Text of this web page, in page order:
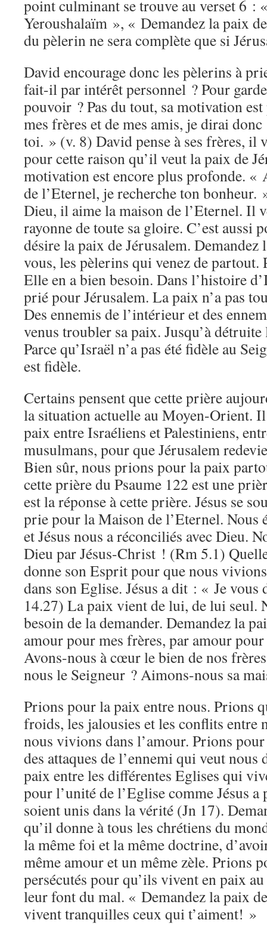
point culminant se trouve au verset 6 :
Yeroushalaïm », « Demandez la paix
du pèlerin ne sera complète que si
David encourage donc les pèlerins à
fait-il par intérêt personnel ? Pour
pouvoir ? Pas du tout, sa motivation
mes frères et de mes amis, je dirai
toi. » (v. 8) David pense à ses frères, il
pour cette raison qu’il veut la paix de
motivation est encore plus profonde. «
de l’Eternel, je recherche ton bonheur.
Dieu, il aime la maison de l’Eternel. Il
rayonne de toute sa gloire. C’est aussi
désire la paix de Jérusalem. Demandez
vous, les pèlerins qui venez de partout.
Elle en a bien besoin. Dans l’histoire
prié pour Jérusalem. La paix n’a pas
Des ennemis de l’intérieur et des
venus troubler sa paix. Jusqu’à
Parce qu’Israël n’a pas été fidèle au
est fidèle.
Certains pensent que cette prière
la situation actuelle au Moyen-Orient.
paix entre Israéliens et Palestiniens,
musulmans, pour que Jérusalem
Bien sûr, nous prions pour la paix
cette prière du Psaume 122 est une
est la réponse à cette prière. Jésus se
prie pour la Maison de l’Eternel. Nous
et Jésus nous a réconciliés avec Dieu.
Dieu par Jésus-Christ ! (Rm 5.1)
donne son Esprit pour que nous
dans son Eglise. Jésus a dit : « Je
14.27) La paix vient de lui, de lui seul.
besoin de la demander. Demandez la
amour pour mes frères, par amour
Avons-nous à cœur le bien de nos
nous le Seigneur ? Aimons-nous sa
Prions pour la paix entre nous. Prions
froids, les jalousies et les conflits entre
nous vivions dans l’amour. Prions
des attaques de l’ennemi qui veut
paix entre les différentes Eglises qui
pour l’unité de l’Eglise comme Jésus
soient unis dans la vérité (Jn 17).
qu’il donne à tous les chrétiens du
la même foi et la même doctrine,
même amour et un même zèle. Prions
persécutés pour qu’ils vivent en paix
leur font du mal. « Demandez la paix
vivent tranquilles ceux qui t’aiment! »